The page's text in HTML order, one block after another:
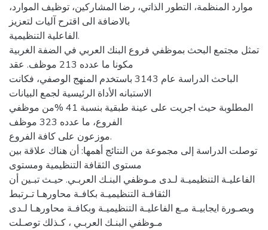
موارد المنظمة، التطور الذاتي، رضا المشاركين، توظيف الموارد،
بالاضافة الى اقترح آليات لتعزيز
الفاعلية التنظيمية.
تمثل مجتمع البحث بموظفي فروع البنك العربي في الضفة الغربية
مكونا ما عدده 213 موظف. عقد
الباحث الدراسة عام 3143 باستخدم المنهج الوصفي، فكانت
الاستبانه الأداة الرئيسية لجمع البيانات
المطلوبة حيث اجريت على عينة طبقية بنسبة 41 %من موظفي
الفروع، ما عدده 323 موظف
موزعون على كافة الفروع.
توصلت الدراسة إلى مجموعة من النتائج أهمها: أن هناك علاقة بين
مستوى الثقافة التنظيمية ومستوى
الفاعليـة التنظيميـة لـدى مـوظفي البنـك العربـي. حيـث تبـين أن
الثقافـة التنظيميـة بكافـة محاورهـا تـرتبط
وبصـورة ايجابيـة مـع الفاعليـة التنظيميـة وبكافـة محاورهـا لـدى
مـوظفي البنـك العربـي ، كـذلك توصـلت